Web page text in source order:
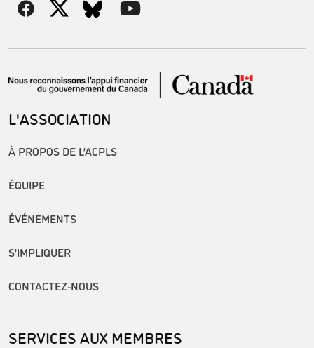
L'ASSOCIATION
À PROPOS DE L’ACPLS
ÉQUIPE
ÉVÉNEMENTS
S’IMPLIQUER
CONTACTEZ-NOUS
SERVICES AUX MEMBRES